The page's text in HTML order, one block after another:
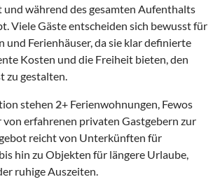
und während des gesamten Aufenthalts
Viele Gäste entscheiden sich bewusst für
und Ferienhäuser, da sie klar definierte
Kosten und die Freiheit bieten, den
zu gestalten.
stehen 2+ Ferienwohnungen, Fewos
von erfahrenen privaten Gastgebern zur
reicht von Unterkünften für
hin zu Objekten für längere Urlaube,
ruhige Auszeiten.